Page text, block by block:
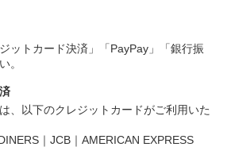
ットカード決済」「PayPay」「銀行振
。
、以下のクレジットカードがご利用いた
｜JCB｜AMERICAN EXPRESS